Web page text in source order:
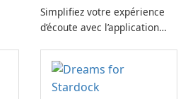
Simplifiez votre expérience
d’écoute avec l’application